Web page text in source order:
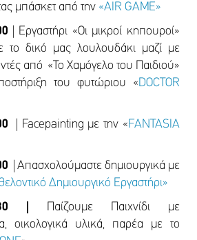
μπάσκετ από την «ΑΙR GAME»
| Εργαστήρι «Οι μικροί κηπουροί»
το δικό μας λουλουδάκι μαζί με
από «Το Χαμόγελο του Παιδιού»
του φυτώριου «DOCTOR
| Facepainting με την «FANTASIA
| Απασχολούμαστε δημιουργικά με
Δημιουργικό Εργαστήρι»
| Παίζουμε Παιχνίδι με
οικολογικά υλικά, παρέα με το